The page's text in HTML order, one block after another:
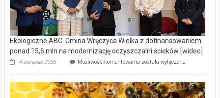
Ekologiczne ABC. Gmina Wręczyca Wielka z dofinansowaniem
ponad 15,6 mln na modernizację oczyszczalni ścieków [wideo]
4 sierpnia, 2026 Możliwość komentowania Ekologiczne
Wręczyca
Wielka
została wyłączona